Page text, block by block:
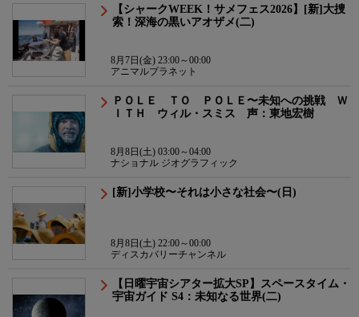
【シャークWEEK！サメフェス2026】[新]大捜
索！深海の黒いアオザメ(二)
8月7日(金) 23:00～00:00
アニマルプラネット
ＰＯＬＥ ＴＯ ＰＯＬＥ〜未知への挑戦 Ｗ
ＩＴＨ ウィル・スミス 声：東地宏樹
8月8日(土) 03:00～04:00
ナショナル ジオグラフィック
[新]小学校〜それは小さな社会〜(日)
8月8日(土) 22:00～00:00
ディスカバリーチャンネル
【日曜宇宙シアター拡大SP】スペースタイム・
宇宙ガイド S4：未知なる世界(二)